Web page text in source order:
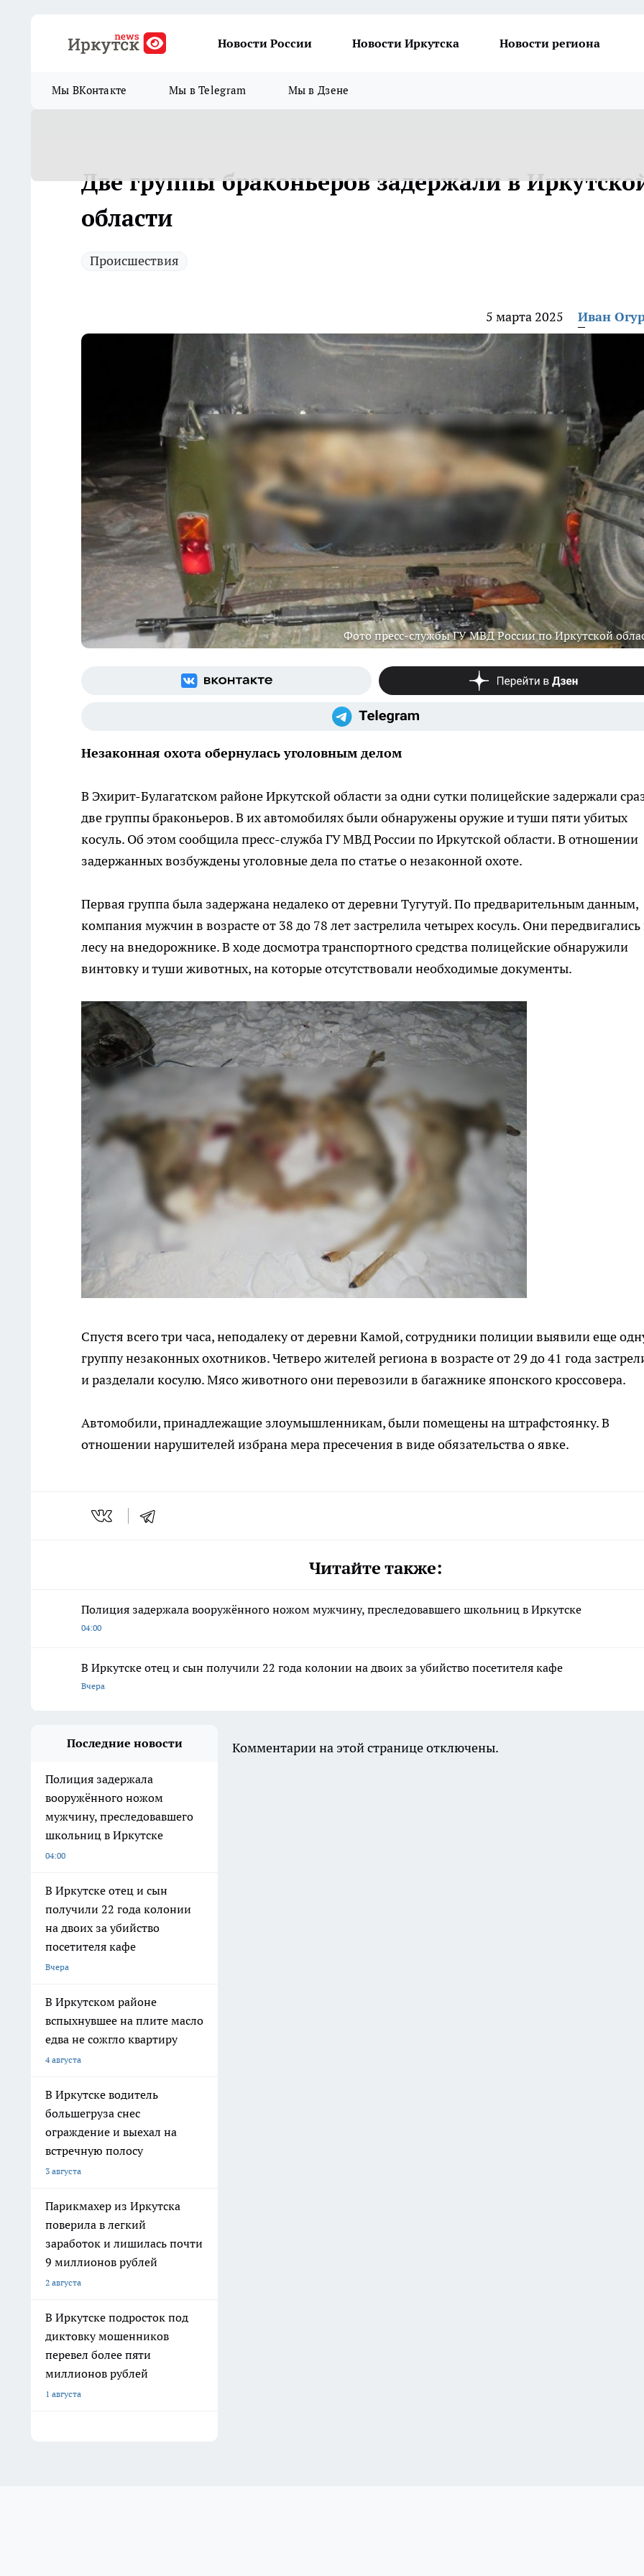
Новости России Новости Иркутска Новости региона
Мы ВКонтакте Мы в Telegram Мы в Дзене
Две группы браконьеров задержали в
области
Происшествия
5 марта 2025 Иван
Фото пресс-службы ГУ МВД России по Иркутской
Незаконная охота обернулась уголовным делом
В Эхирит-Булагатском районе Иркутской области за одни сутки полицейские задержали
две группы браконьеров. В их автомобилях были обнаружены оружие и туши пяти убитых
косуль. Об этом сообщила пресс-служба ГУ МВД России по Иркутской области. В отношении
задержанных возбуждены уголовные дела по статье о незаконной охоте.
Первая группа была задержана недалеко от деревни Тугутуй. По предварительным данным,
компания мужчин в возрасте от 38 до 78 лет застрелила четырех косуль. Они передвигались
лесу на внедорожнике. В ходе досмотра транспортного средства полицейские обнаружили
винтовку и туши животных, на которые отсутствовали необходимые документы.
Спустя всего три часа, неподалеку от деревни Камой, сотрудники полиции выявили еще
группу незаконных охотников. Четверо жителей региона в возрасте от 29 до 41 года
и разделали косулю. Мясо животного они перевозили в багажнике японского кроссовера.
Автомобили, принадлежащие злоумышленникам, были помещены на штрафстоянку. В
отношении нарушителей избрана мера пресечения в виде обязательства о явке.
Читайте также:
Полиция задержала вооружённого ножом мужчину, преследовавшего школьниц в Иркутске
04:00
В Иркутске отец и сын получили 22 года колонии на двоих за убийство посетителя кафе
Вчера
Последние новости
Полиция задержала
вооружённого ножом
мужчину, преследовавшего
школьниц в Иркутске
04:00
В Иркутске отец и сын
получили 22 года колонии
на двоих за убийство
посетителя кафе
Вчера
В Иркутском районе
вспыхнувшее на плите масло
едва не сожгло квартиру
4 августа
В Иркутске водитель
большегруза снес
ограждение и выехал на
встречную полосу
3 августа
Парикмахер из Иркутска
поверила в легкий
заработок и лишилась почти
9 миллионов рублей
2 августа
В Иркутске подросток под
диктовку мошенников
перевел более пяти
миллионов рублей
1 августа
Комментарии на этой странице отключены.